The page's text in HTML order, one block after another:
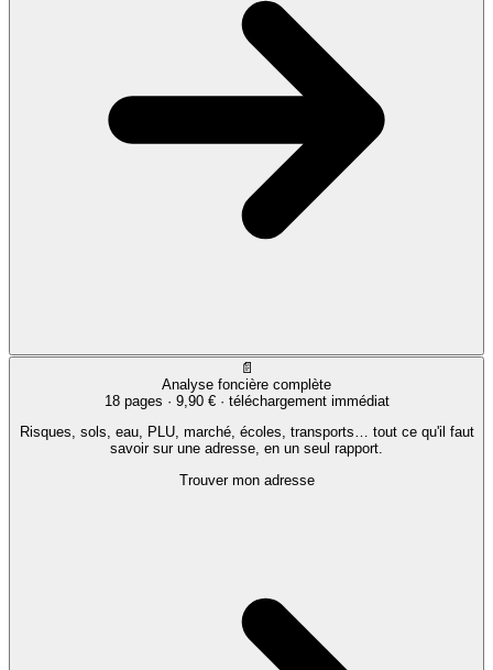
📄
Analyse foncière complète
18 pages · 9,90 €· téléchargement immédiat
Risques, sols, eau, PLU, marché, écoles, transports… tout ce qu'il faut
savoir sur une adresse, en un seul rapport.
Trouver mon adresse